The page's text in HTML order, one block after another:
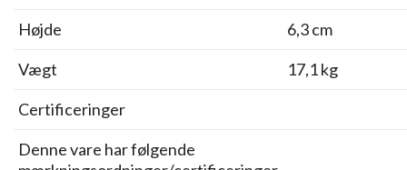
Højde
6,3 cm
Vægt
17,1 kg
Certificeringer
Denne vare har følgende